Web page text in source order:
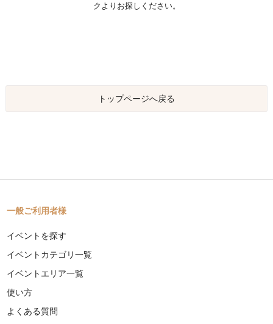
クよりお探しください。
トップページへ戻る
一般ご利用者様
イベントを探す
イベントカテゴリ一覧
イベントエリア一覧
使い方
よくある質問